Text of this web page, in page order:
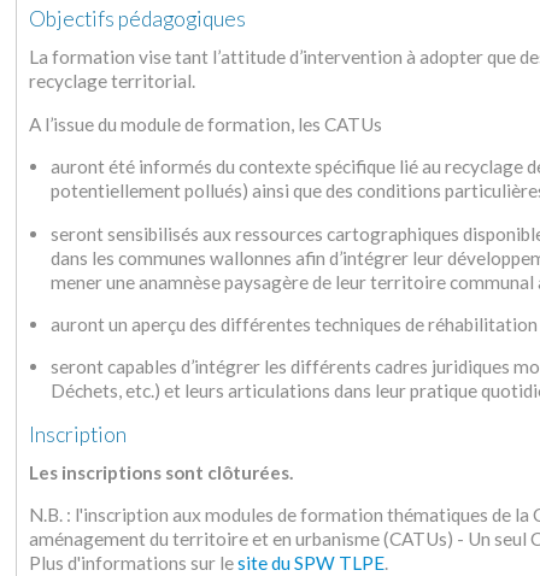
Objectifs pédagogiques
La formation vise tant l’attitude d’intervention à adopter que
recyclage territorial.
A l’issue du module de formation, les CATUs
auront été informés du contexte spécifique lié au recyclage
potentiellement pollués) ainsi que des conditions
seront sensibilisés aux ressources cartographiques
dans les communes wallonnes afin d’intégrer leur
mener une anamnèse paysagère de leur territoire
auront un aperçu des différentes techniques de
seront capables d’intégrer les différents cadres juridiques
Déchets, etc.) et leurs articulations dans leur pratique
Inscription
Les inscriptions sont clôturées.
N.B. : l'inscription aux modules de formation thématiques de la
aménagement du territoire et en urbanisme (CATUs) - Un seul
Plus d'informations sur lesite du SPW TLPE.